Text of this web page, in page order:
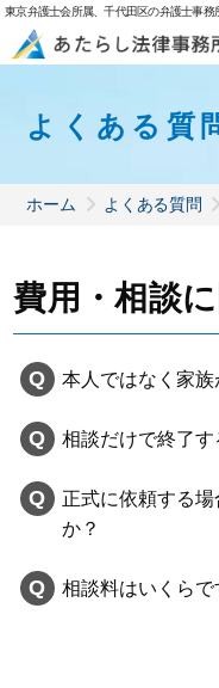
東京弁護士会所属、千代田区の弁護士事務
よくある質
ホーム よくある質問
費用・相談
本人ではなく家
相談だけで終了す
正式に依頼する
か？
相談料はいくらで